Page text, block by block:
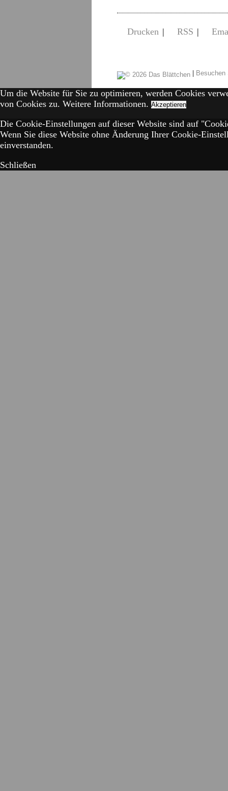
Drucken | RSS |
|
Um die Website für Sie zu optimieren, werden Cookies
von Cookies zu. Weitere Informationen. Akzeptieren
Die Cookie-Einstellungen auf dieser Website sind auf
Wenn Sie diese Website ohne Änderung Ihrer Cookie-
einverstanden.
Schließen